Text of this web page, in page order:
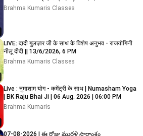
Brahma Kumaris Classes
LIVE: दादी गुलज़ार जी के साथ के विशेष अनुभव - राजयोगिनी
नीलू दीदी || 13/6/2026, 6 PM
Brahma Kumaris Classes
Live : नुमाशाम योग - कमेंट्री के साथ | Numasham Yoga
| BK Raju Bhai Ji | 06 Aug. 2026 | 06:00 PM
Brahma Kumaris
07-08-2026 | ఈ రోజు మురళి సారాంశం